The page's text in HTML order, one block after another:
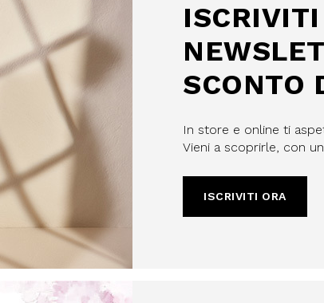
SCONTO
In store e online ti
Vieni a scoprirle, con
ISCRIVITI ORA
Italia e accedi
di aver letto e
nostro Regolamento
LE NORME SULLA